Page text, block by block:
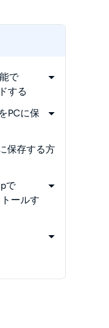
で
する
ードでき
PCに保
ローダー
較する
ローダー
ウンロード
保存する方
で
ールす
にダウン
、PCの容